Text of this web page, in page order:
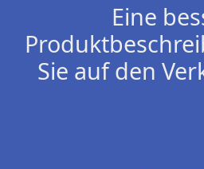
Eine
Sie auf den